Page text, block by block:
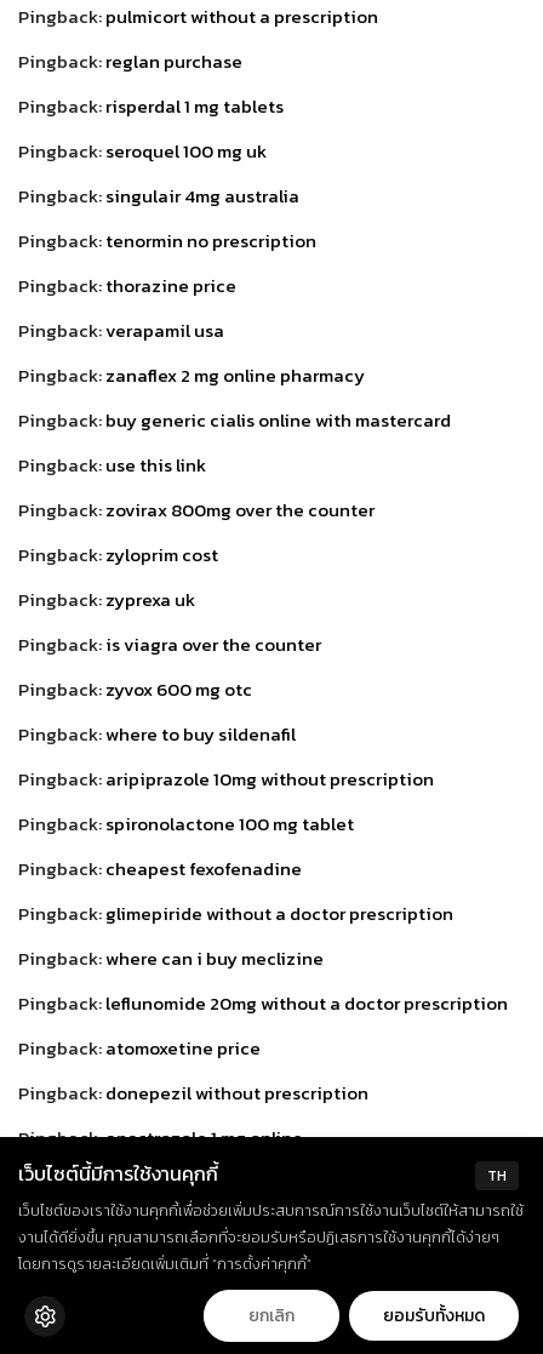
Pingback:pulmicort without a prescription
Pingback:reglan purchase
Pingback:risperdal 1 mg tablets
Pingback:seroquel 100 mg uk
Pingback:singulair 4mg australia
Pingback:tenormin no prescription
Pingback:thorazine price
Pingback:verapamil usa
Pingback:zanaflex 2 mg online pharmacy
Pingback:buy generic cialis online with mastercard
Pingback:use this link
Pingback:zovirax 800mg over the counter
Pingback:zyloprim cost
Pingback:zyprexa uk
Pingback:is viagra over the counter
Pingback:zyvox 600 mg otc
Pingback:where to buy sildenafil
Pingback:aripiprazole 10mg without prescription
Pingback:spironolactone 100 mg tablet
Pingback:cheapest fexofenadine
Pingback:glimepiride without a doctor prescription
Pingback:where can i buy meclizine
Pingback:leflunomide 20mg without a doctor prescription
Pingback:atomoxetine price
Pingback:donepezil without prescription
Pingback:anastrozole 1 mg online
Pingback:irbesartan no prescription
Pingback: dutasteride 0,5 mg no prescription
Pingback:cheapest olmesartan
Pingback:
buspirone purchase
TH
เว็บไซต์นี้มีการใช้งานคุกกี้
เว็บไซต์ของเราใช้งานคุกกี้เพื่อช่วยเพิ่มประสบการณ์การใช้งานเว็บไซต์ให้สามารถใช้
งานได้ดียิ่งขึ้น คุณสามารถเลือกที่จะยอมรับหรือปฏิเสธการใช้งานคุกกี้ได้ง่ายๆ
โดยการดูรายละเอียดเพิ่มเติมที่ “การตั้งค่าคุกกี้”
ยกเลิก ยอมรับทั้งหมด